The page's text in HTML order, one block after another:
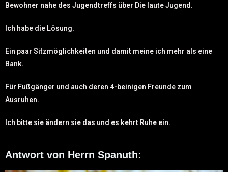
Bewohner nahe des Jugendtreffs über Die laute Jugend.
Ich habe die Lösung.
Ein paar Sitzmöglichkeiten und damit meine ich mehr als eine
Bank.
Für Fußgänger und auch deren 4-beinigen Freunde zum
Ausruhen.
Ich bitte sie ändern sie das und es kehrt Ruhe ein.
Antwort von Herrn Spanuth: